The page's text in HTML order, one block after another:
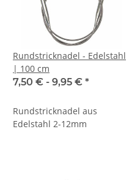
Rundstricknadel - Edelstahl
| 100 cm
7,50 € - 9,95 € *
Rundstricknadel aus
Edelstahl 2-12mm